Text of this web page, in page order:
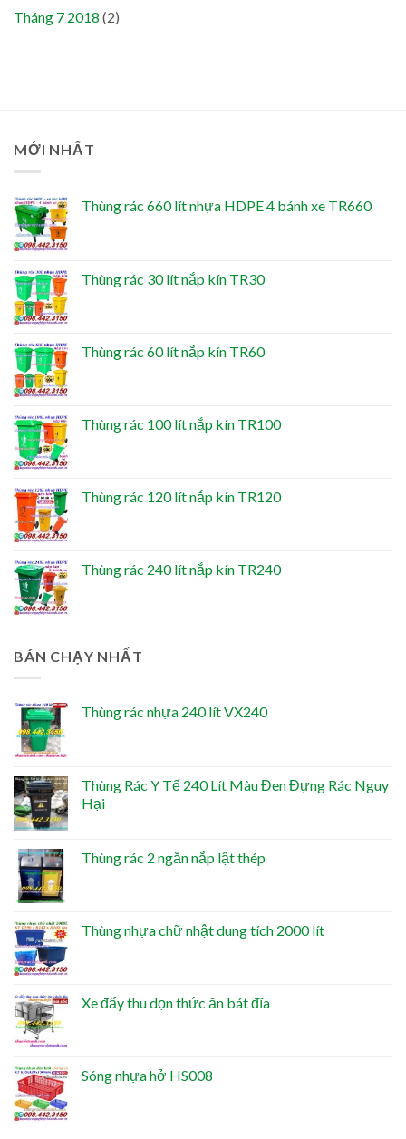
Tháng 7 2018 (2)
MỚI NHẤT
Thùng rác 660 lít nhựa HDPE 4 bánh xe TR660
Thùng rác 30 lít nắp kín TR30
Thùng rác 60 lít nắp kín TR60
Thùng rác 100 lít nắp kín TR100
Thùng rác 120 lít nắp kín TR120
Thùng rác 240 lít nắp kín TR240
BÁN CHẠY NHẤT
Thùng rác nhựa 240 lít VX240
Thùng Rác Y Tế 240 Lít Màu Đen Đựng Rác Nguy
Hại
Thùng rác 2 ngăn nắp lật thép
Thùng nhựa chữ nhật dung tích 2000 lít
Xe đẩy thu dọn thức ăn bát đĩa
Sóng nhựa hở HS008